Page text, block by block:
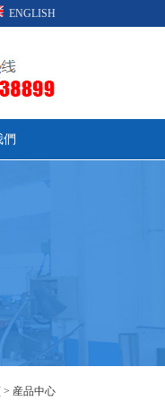
ENGLISH
們
> 産品中心